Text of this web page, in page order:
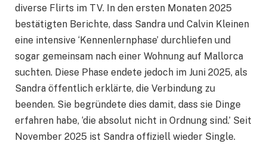
diverse Flirts im TV. In den ersten Monaten 2025
bestätigten Berichte, dass Sandra und Calvin Kleinen
eine intensive ‘Kennenlernphase’ durchliefen und
sogar gemeinsam nach einer Wohnung auf Mallorca
suchten. Diese Phase endete jedoch im Juni 2025, als
Sandra öffentlich erklärte, die Verbindung zu
beenden. Sie begründete dies damit, dass sie Dinge
erfahren habe, ‘die absolut nicht in Ordnung sind.’ Seit
November 2025 ist Sandra offiziell wieder Single.